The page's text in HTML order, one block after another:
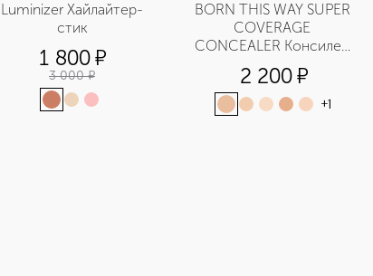
Luminizer Хайлайтер-
стик
1 800¤
3 000 ¤
BORN THIS WAY SUPER
COVERAGE
CONCEALER Консилер
с высокой степенью
покрытия в мини-
формате
2 200¤
+1